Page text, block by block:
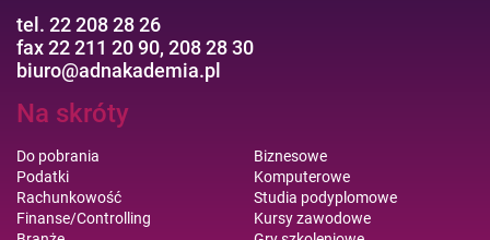
tel. 22 208 28 26
fax 22 211 20 90, 208 28 30
biuro@adnakademia.pl
Na skróty
Do pobrania
Podatki
Rachunkowość
Finanse/Controlling
Biznesowe
Komputerowe
Studia podyplomowe
Kursy zawodowe